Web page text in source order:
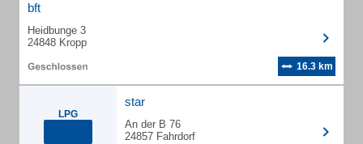
bft
Heidbunge 3
24848 Kropp
16.3 km
LPG
star
An der B 76
24857 Fahrdorf